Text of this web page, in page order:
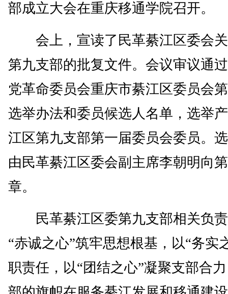
部成立大会在重庆移通学院召开。
会上，宣读了民革綦江区委会关
第九支部的批复文件。会议审议通
党革命委员会重庆市綦江区委员会
选举办法和委员候选人名单，选举
江区第九支部第一届委员会委员。
由民革綦江区委会副主席李朝明向
章。
民革綦江区委第九支部相关负责
“赤诚之心”筑牢思想根基，以“务实
职责任，以“团结之心”凝聚支部合